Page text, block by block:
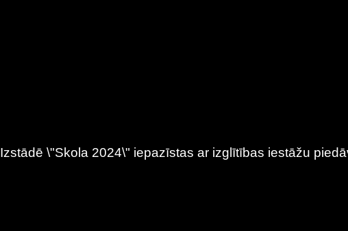
Izstādē \"Skola 2024\" iepazīstas ar izglītības iestāžu